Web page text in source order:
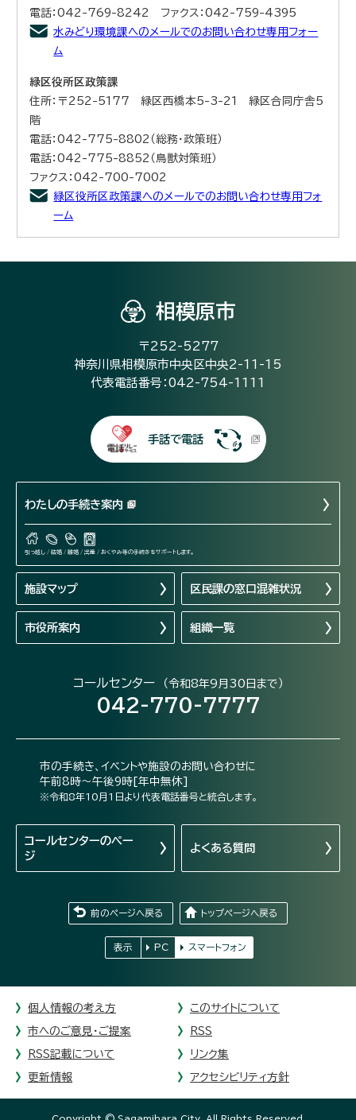
電話：042-769-8242 ファクス：042-759-4395
水みどり環境課へのメールでのお問い合わせ専用フォー
ム
緑区役所区政策課
住所：〒252-5177 緑区西橋本5-3-21 緑区合同庁舎5
階
電話：042-775-8802（総務・政策班）
電話：042-775-8852（鳥獣対策班）
ファクス：042-700-7002
緑区役所区政策課へのメールでのお問い合わせ専用フォ
ーム
相模原市
〒252-5277
神奈川県相模原市中央区中央2-11-15
代表電話番号：042-754-1111
手話で電話
わたしの手続き案内
引っ越し / 結婚 / 離婚 / 出産 / おくやみ等の手続きをサポートします。
施設マップ 区民課の窓口混雑状況
市役所案内 組織一覧
コールセンター （令和8年9月30日まで）
042-770-7777
市の手続き、イベントや施設のお問い合わせに
午前8時～午後9時[年中無休]
※令和8年10月1日より代表電話番号と統合します。
コールセンターのペー
ジ
よくある質問
前のページへ戻る トップページへ戻る
表示 PC スマートフォン
個人情報の考え方 このサイトについて
市へのご意見・ご提案 RSS
RSS記載について リンク集
更新情報 アクセシビリティ方針